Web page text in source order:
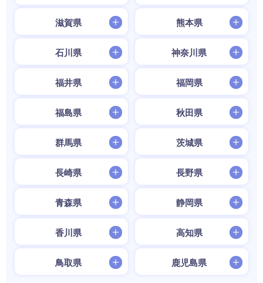
滋賀県 熊本県
石川県 神奈川県
福井県 福岡県
福島県 秋田県
群馬県 茨城県
長崎県 長野県
青森県 静岡県
香川県 高知県
鳥取県 鹿児島県